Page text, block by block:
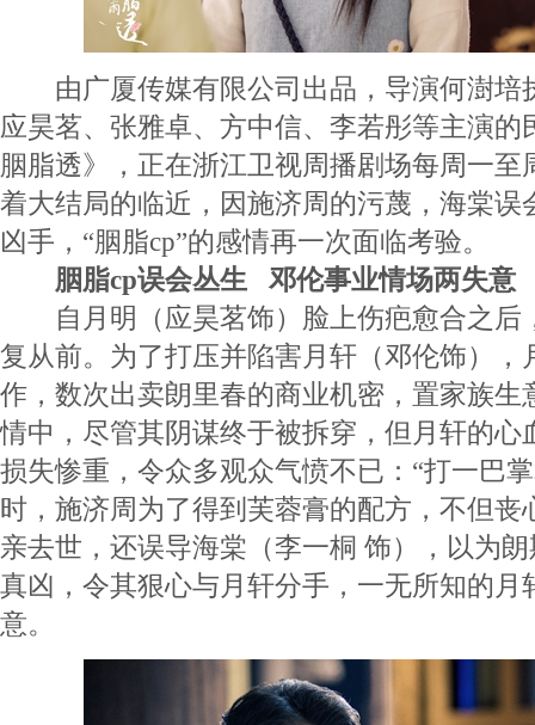
由广厦传媒有限公司出品，导演何澍培
应昊茗、张雅卓、方中信、李若彤等主演的
胭脂透》，正在浙江卫视周播剧场每周一至
着大结局的临近，因施济周的污蔑，海棠误
凶手，“胭脂cp”的感情再一次面临考验。
胭脂cp误会丛生 邓伦事业情场两失意
自月明（应昊茗饰）脸上伤疤愈合之后
复从前。为了打压并陷害月轩（邓伦饰），
作，数次出卖朗里春的商业机密，置家族生
情中，尽管其阴谋终于被拆穿，但月轩的心
损失惨重，令众多观众气愤不已：“打一巴
时，施济周为了得到芙蓉膏的配方，不但丧
亲去世，还误导海棠（李一桐 饰），以为
真凶，令其狠心与月轩分手，一无所知的月
意。